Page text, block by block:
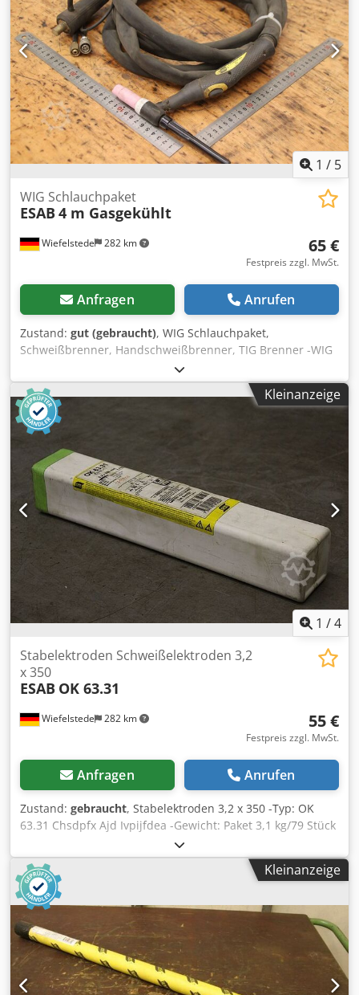
1 / 5
Wiefelstede 282 km
WIG Schlauchpaket
ESAB 4 m Gasgekühlt
65 €
Festpreis zzgl. MwSt.
Anfragen Anrufen
Zustand: gut (gebraucht), WIG Schlauchpaket,
Schweißbrenner, Handschweißbrenner, TIG Brenner -WIG
Schlauchpaket: Gasgekühlt -Länge: 4 m Codpfx Afeylk A
Ssdoha -Stecker: 3-polig -Anzahl: 1x Schlauchpaket
vorhanden -Preis: pro Stück -Abmessungen: 340/340/H70
mm -Gewicht: 1,8 kg/St.
Kleinanzeige
1 /4
Wiefelstede 282 km
Stabelektroden Schweißelektroden 3,2
x 350
ESAB OK 63.31
55 €
Festpreis zzgl. MwSt.
Anfragen Anrufen
Zustand: gebraucht, Stabelektroden 3,2 x 350 -Typ: OK
63.31 Chsdpfx Ajd Ivpijfdea -Gewicht: Paket 3,1 kg/79 Stück
Kleinanzeige